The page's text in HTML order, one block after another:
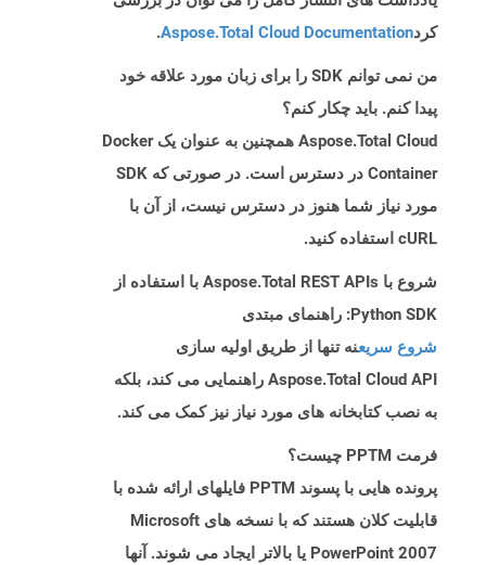
کردAspose.Total Cloud Documentation
.
من نمی توانم SDK را برای زبان مورد علاقه خود
پیدا کنم. باید چکار کنم؟
Aspose.Total Cloud همچنین به عنوان یک Docker
Container در دسترس است. در صورتی که SDK
مورد نیاز شما هنوز در دسترس نیست، از آن با
cURL استفاده کنید.
شروع با Aspose.Total REST APIs با استفاده از
Python SDK: راهنمای مبتدی
شروع سریعنه تنها از طریق اولیه سازی
Aspose.Total Cloud API راهنمایی می کند، بلکه
به نصب کتابخانه های مورد نیاز نیز کمک می کند.
فرمت PPTM چیست؟
پرونده هایی با پسوند PPTM فایلهای ارائه شده با
قابلیت کلان هستند که با نسخه های Microsoft
PowerPoint 2007 یا بالاتر ایجاد می شوند. آنها